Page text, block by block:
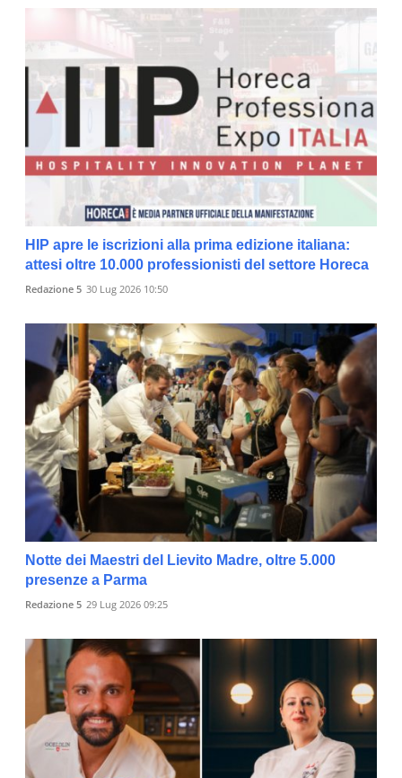
HIP apre le iscrizioni alla prima edizione italiana:
attesi oltre 10.000 professionisti del settore Horeca
Redazione 5 30 Lug 2026 10:50
Notte dei Maestri del Lievito Madre, oltre 5.000
presenze a Parma
Redazione 5 29 Lug 2026 09:25